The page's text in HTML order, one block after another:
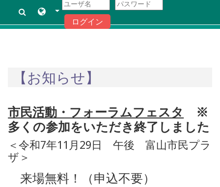
ログイン
【お知らせ】
市民活動・フォーラムフェスタ
※
多くの参加をいただき終了しました
＜令和7年11月29日 午後 富山市民プラ
ザ＞
来場無料！（申込不要）